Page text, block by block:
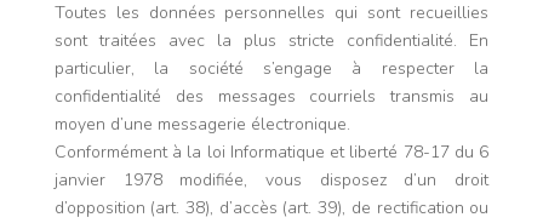
Toutes les données personnelles qui sont recueillies
sont traitées avec la plus stricte confidentialité. En
particulier, la société s’engage à respecter la
confidentialité des messages courriels transmis au
moyen d’une messagerie électronique.
Conformément à la loi Informatique et liberté 78-17 du 6
janvier 1978 modifiée, vous disposez d’un droit
d’opposition (art. 38), d’accès (art. 39), de rectification ou